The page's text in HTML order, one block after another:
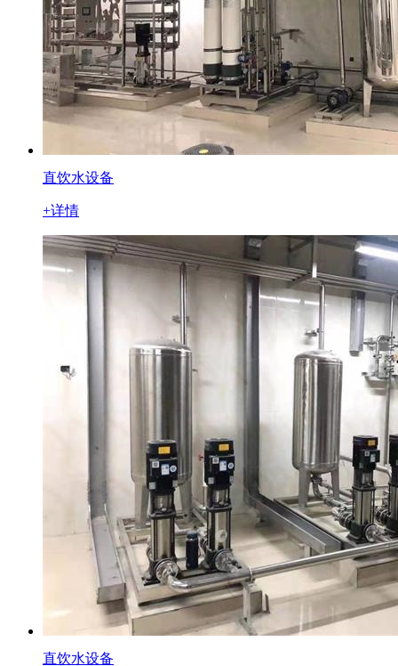
直饮水设备
+详情
直饮水设备